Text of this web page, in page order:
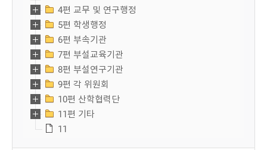
4편 교무 및 연구행정
5편 학생행정
6편 부속기관
7편 부설교육기관
8편 부설연구기관
9편 각 위원회
10편 산학협력단
11편 기타
11